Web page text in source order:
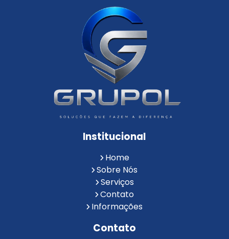
Empresa de Instalação de Câmeras de Segurança
Empresa de Limpeza e Portaria
Empresas de Limpeza de Condomínios
Empresas de Monitoramento Cftv
Facility Terceirização
Instalação de Cftv
Instalação de Cercas Elétricas Residenciais
Monitoramento de Alarme 24 Horas
Portaria e Limpeza
Portaria Inteligente
Portaria Remota
Reconhecimento Facial em Condomínios
Reconhecimento Facial para Condomínios
Reconhecimento Facial para Portaria
Reconhecimento Facial Portaria
Serviço de Limpeza Terceirizado
Serviço de Portaria e Limpeza
Serviços de Limpeza e Portaria
Institucional
Home
Sobre Nós
Serviços
Contato
Informações
Contato